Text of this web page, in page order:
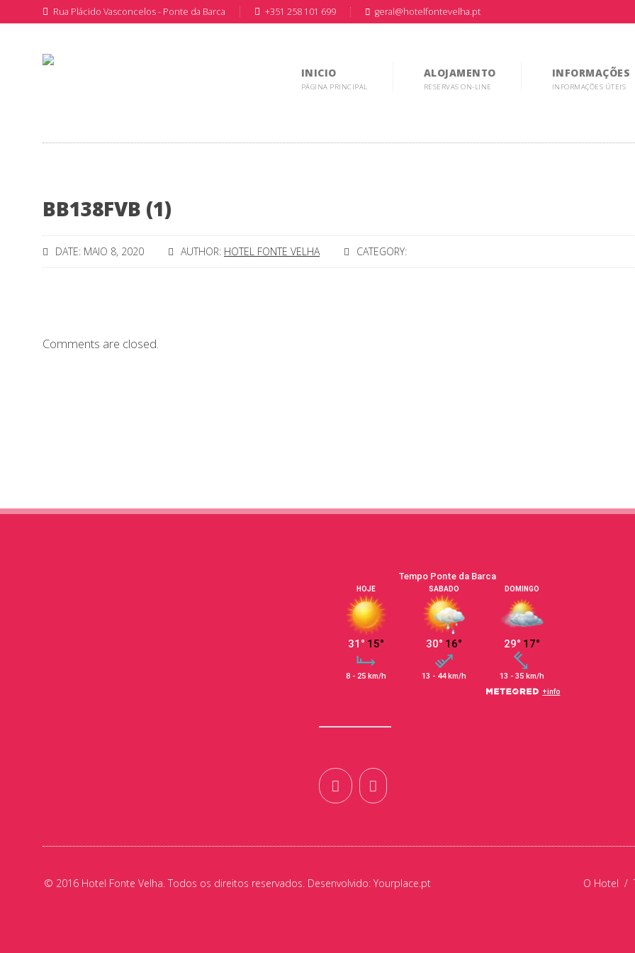
Rua Plácido Vasconcelos - Ponte da Barca +351 258 101 699 geral@hotelfontevelha.pt
INICIO
PÁGINA PRINCIPAL
ALOJAMENTO
RESERVAS ON-LINE
INFORMAÇÕES
INFORMAÇÕES ÚTEIS
BB138FVB (1)
DATE: MAIO 8, 2020 AUTHOR: HOTEL FONTE VELHA CATEGORY:
Comments are closed.
© 2016 Hotel Fonte Velha. Todos os direitos reservados. Desenvolvido: Yourplace.pt O Hotel /